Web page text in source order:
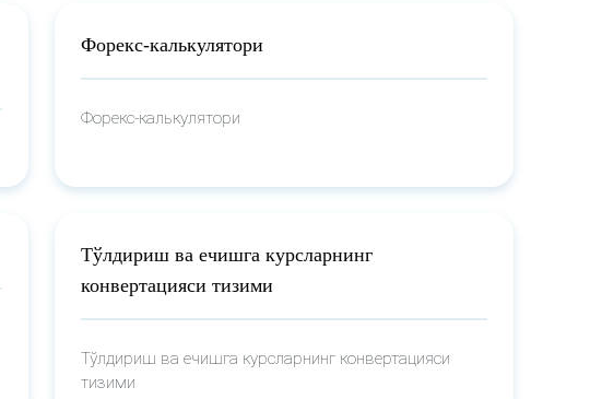
Форекс-калькулятори
Форекс-калькулятори
Тўлдириш ва ечишга курсларнинг
конвертацияси тизими
Тўлдириш ва ечишга курсларнинг конвертацияси
тизими